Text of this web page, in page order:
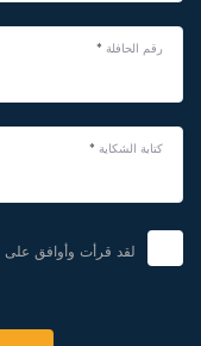
رقم الحافلة *
كتابة الشكاية *
لقد قرأت وأوافق على